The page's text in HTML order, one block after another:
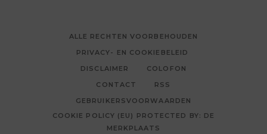
ALLE RECHTEN VOORBEHOUDEN
PRIVACY- EN COOKIEBELEID
DISCLAIMER
COLOFON
CONTACT
RSS
GEBRUIKERSVOORWAARDEN
COOKIE POLICY (EU) PROTECTED BY: DE
MERKPLAATS